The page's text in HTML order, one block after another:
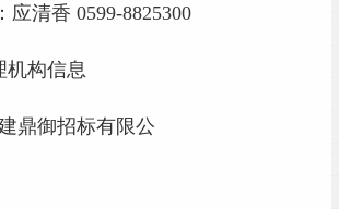
应清香 0599-8825300
机构信息
鼎御招标有限公